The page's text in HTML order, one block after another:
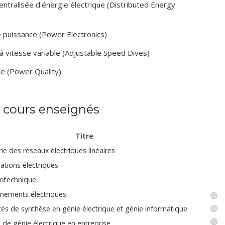
d'énergie électrique (Distributed Energy
(Power Electronics)
vitesse variable (Adjustable Speed Dives)
(Power Quality)
enseignés
Titre
des réseaux électriques linéaires
électriques
électriques
de synthèse en génie électrique et génie informatique